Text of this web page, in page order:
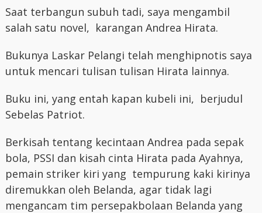
Saat terbangun subuh tadi, saya mengambil
salah satu novel, karangan Andrea Hirata.
Bukunya Laskar Pelangi telah menghipnotis saya
untuk mencari tulisan tulisan Hirata lainnya.
Buku ini, yang entah kapan kubeli ini, berjudul
Sebelas Patriot.
Berkisah tentang kecintaan Andrea pada sepak
bola, PSSI dan kisah cinta Hirata pada Ayahnya,
pemain striker kiri yang tempurung kaki kirinya
diremukkan oleh Belanda, agar tidak lagi
mengancam tim persepakbolaan Belanda yang